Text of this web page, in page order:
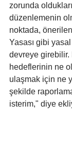
zorunda
düzenlemenin
noktada,
Yasası gibi
devreye girebilir.
hedeflerinin ne
ulaşmak için ne
şekilde
isterim," diye